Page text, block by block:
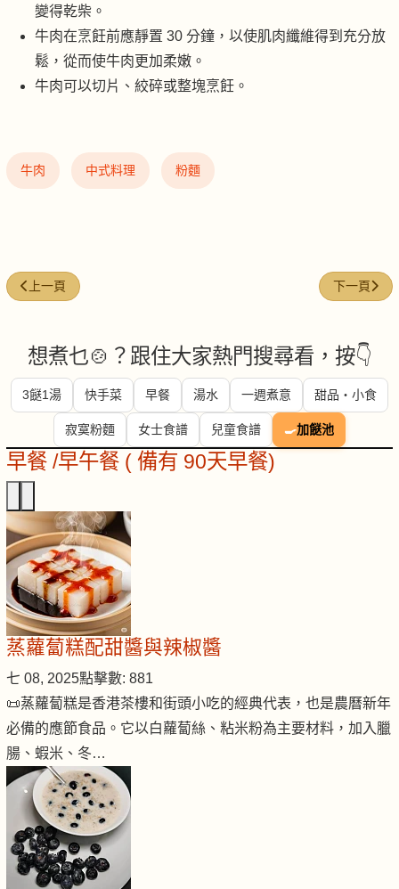
變得乾柴。
牛肉在烹飪前應靜置 30 分鐘，以使肌肉纖維得到充分放
鬆，從而使牛肉更加柔嫩。
牛肉可以切片、絞碎或整塊烹飪。
牛肉 中式料理 粉麵
上一篇文章: 日式蕎麥冷麵：自由配料，清涼一夏
上一頁 下一篇文章
下一頁
想煮乜🍲？跟住大家熱門搜尋看，按👇
3餸1湯 快手菜 早餐 湯水 一週煮意 甜品・小食
寂寞粉麵 女士食譜 兒童食譜 🍳加餸池
早餐 /早午餐 ( 備有 90天早餐)
蒸蘿蔔糕配甜醬與辣椒醬
七 08, 2025點擊數: 881
📜蒸蘿蔔糕是香港茶樓和街頭小吃的經典代表，也是農曆新年
必備的應節食品。它以白蘿蔔絲、粘米粉為主要材料，加入臘
腸、蝦米、冬…